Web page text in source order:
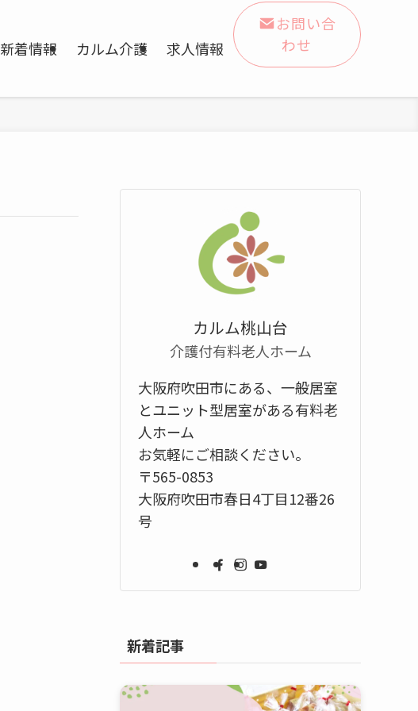
新着情報 カルム介護 求人情報
お問い合
わせ
カルム桃山台
介護付有料老人ホーム
大阪府吹田市にある、一般居室
とユニット型居室がある有料老
人ホーム
お気軽にご相談ください。
〒565-0853
大阪府吹田市春日4丁目12番26
号
新着記事